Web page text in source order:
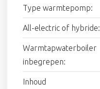
Type warmtepomp:
All-electric of hybride:
Warmtapwaterboiler
inbegrepen:
Inhoud